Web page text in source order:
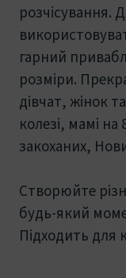
розчісування.
гарний
розміри.
дівчат, жінок
колезі, мамі
закоханих,
Створюйте
будь-який
Підходить для